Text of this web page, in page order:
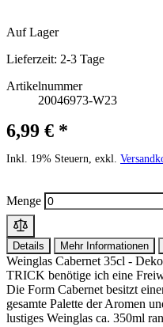
Auf Lager
Lieferzeit: 2-3 Tage
Artikelnummer
20046973-W23
6,99 € *
Inkl. 19% Steuern, exkl.
Menge
Details Mehr Informationen
Weinglas Cabernet 35cl -
TRICK benötige ich eine
Die Form Cabernet besitzt
gesamte Palette der Aromen
lustiges Weinglas ca. 350ml